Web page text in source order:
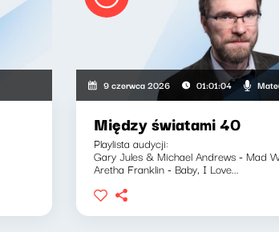
9 czerwca 2026 01:01:04
Między światami 40
Playlista audycji:
Gary Jules & Michael Andrews - Mad
Aretha Franklin - Baby, I Love...